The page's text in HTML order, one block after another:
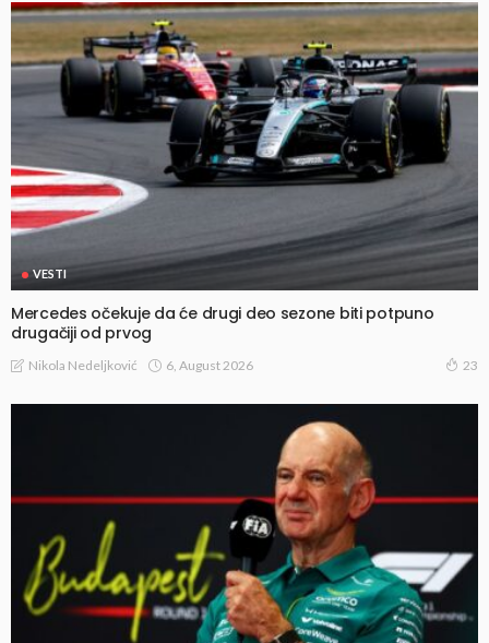
VESTI
Mercedes očekuje da će drugi deo sezone biti potpuno
drugačiji od prvog
Nikola Nedeljković 6, August 2026 23